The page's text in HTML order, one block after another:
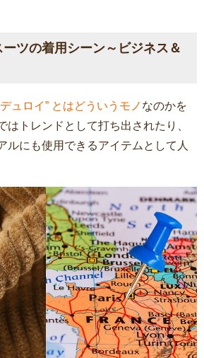
ツの着用シーン～ビジネス＆
ュロイ” とはどういうモノ なのかを
はトレンドとして打ち出されたり、
ルにも使用できるアイテムとして人